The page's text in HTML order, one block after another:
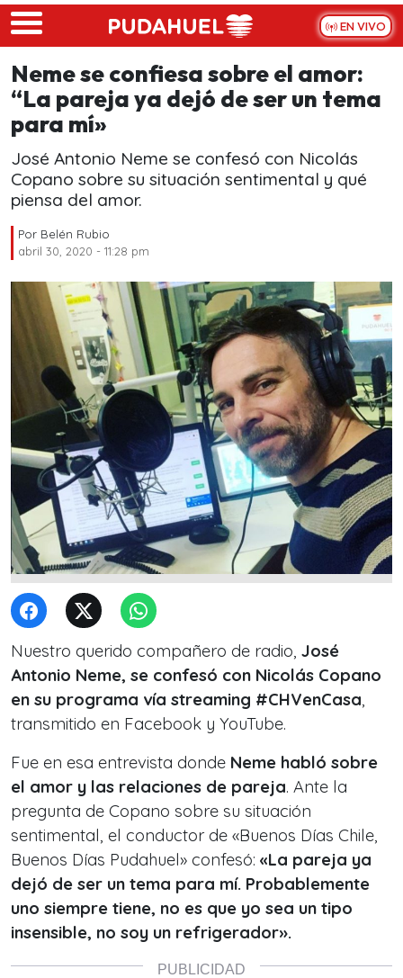
Skip to main content
EN VIVO
Neme se confiesa sobre el amor:
“La pareja ya dejó de ser un tema
para mí»
José Antonio Neme se confesó con Nicolás
Copano sobre su situación sentimental y qué
piensa del amor.
Por Belén Rubio
abril 30, 2020 - 11:28 pm
Nuestro querido compañero de radio, José
Antonio Neme, se confesó con Nicolás Copano
en su programa vía streaming #CHVenCasa,
transmitido en Facebook y YouTube.
Fue en esa entrevista donde Neme habló sobre
el amor y las relaciones de pareja. Ante la
pregunta de Copano sobre su situación
sentimental, el conductor de «Buenos Días Chile,
Buenos Días Pudahuel» confesó: «La pareja ya
dejó de ser un tema para mí. Probablemente
uno siempre tiene, no es que yo sea un tipo
insensible, no soy un refrigerador».